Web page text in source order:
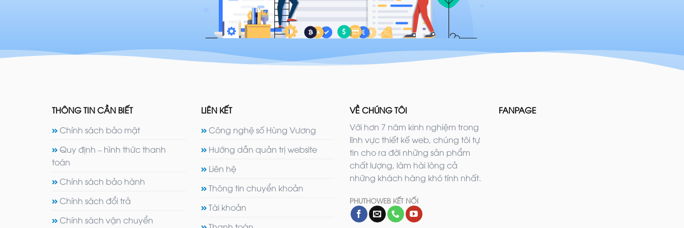
THÔNG TIN CẦN BIẾT
Chính sách bảo mật
Quy định – hình thức thanh
toán
Chính sách bảo hành
Chính sách đổi trả
Chính sách vận chuyển
LIÊN KẾT
Công nghệ số Hùng Vương
Hướng dẫn quản trị website
Liên hệ
Thông tin chuyển khoản
Tài khoản
VỀ CHÚNG TÔI
Với hơn 7 năm kinh nghiệm trong
lĩnh vực thiết kế web, chúng tôi tự
tin cho ra đời những sản phẩm
chất lượng, làm hài lòng cả
những khách hàng khó tính nhất.
PHUTHOWEB KẾT NỐI
FANPAGE